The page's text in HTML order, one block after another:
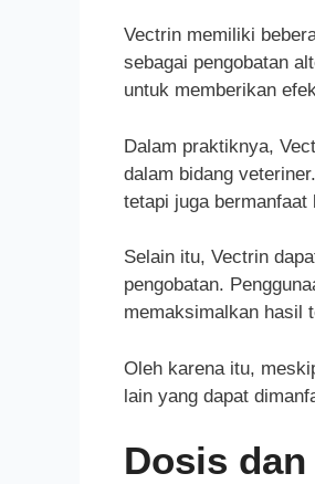
Vectrin memiliki
sebagai pengobatan
untuk memberikan
Dalam praktiknya,
dalam bidang
tetapi juga bermanfaat
Selain itu, Vectrin
pengobatan.
memaksimalkan hasil
Oleh karena itu,
lain yang dapat
Dosis